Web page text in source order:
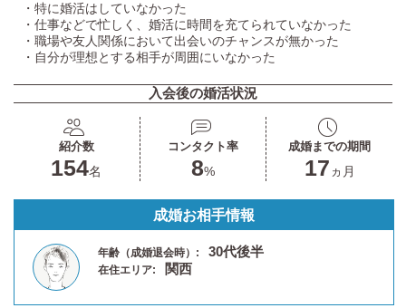
・特に婚活はしていなかった
・仕事などで忙しく、婚活に時間を充てられていなかった
・職場や友人関係において出会いのチャンスが無かった
・自分が理想とする相手が周囲にいなかった
入会後の婚活状況
紹介数
154名
コンタクト率
8%
成婚までの期間
17 ヵ月
成婚お相手情報
年齢（成婚退会時）: 30代後半
在住エリア: 関西